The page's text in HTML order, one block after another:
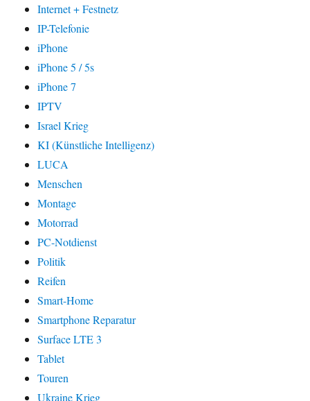
Internet + Festnetz
IP-Telefonie
iPhone
iPhone 5 / 5s
iPhone 7
IPTV
Israel Krieg
KI (Künstliche Intelligenz)
LUCA
Menschen
Montage
Motorrad
PC-Notdienst
Politik
Reifen
Smart-Home
Smartphone Reparatur
Surface LTE 3
Tablet
Touren
Ukraine Krieg